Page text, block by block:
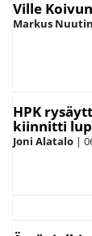
Ville
Markus
HPK
kiinnitti
Joni Alatalo |